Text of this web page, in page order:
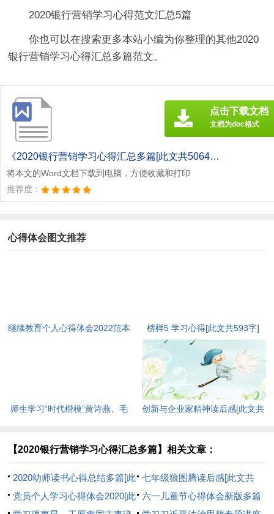
2020银行营销学习心得范文汇总5篇
你也可以在搜索更多本站小编为你整理的其他2020
银行营销学习心得汇总多篇范文。
《2020银行营销学习心得汇总多篇[此文共5064字].doc》
将本文的Word文档下载到电脑，方便收藏和打印
推荐度：
点击下载文档
文档为doc格式
心得体会图文推荐
继续教育个人心得体会2022范本
榜样5 学习心得[此文共593字]
师生学习“时代楷模”黄诗燕、毛
1570字]
创新与企业家精神读后感[此文共
【2020银行营销学习心得汇总多篇】相关文章：
2020幼师读书心得总结多篇[此
文共5403字]
七年级狼图腾读后感[此文共
3533字]
党员个人学习心得体会2020[此
六一儿童节心得体会新版多篇